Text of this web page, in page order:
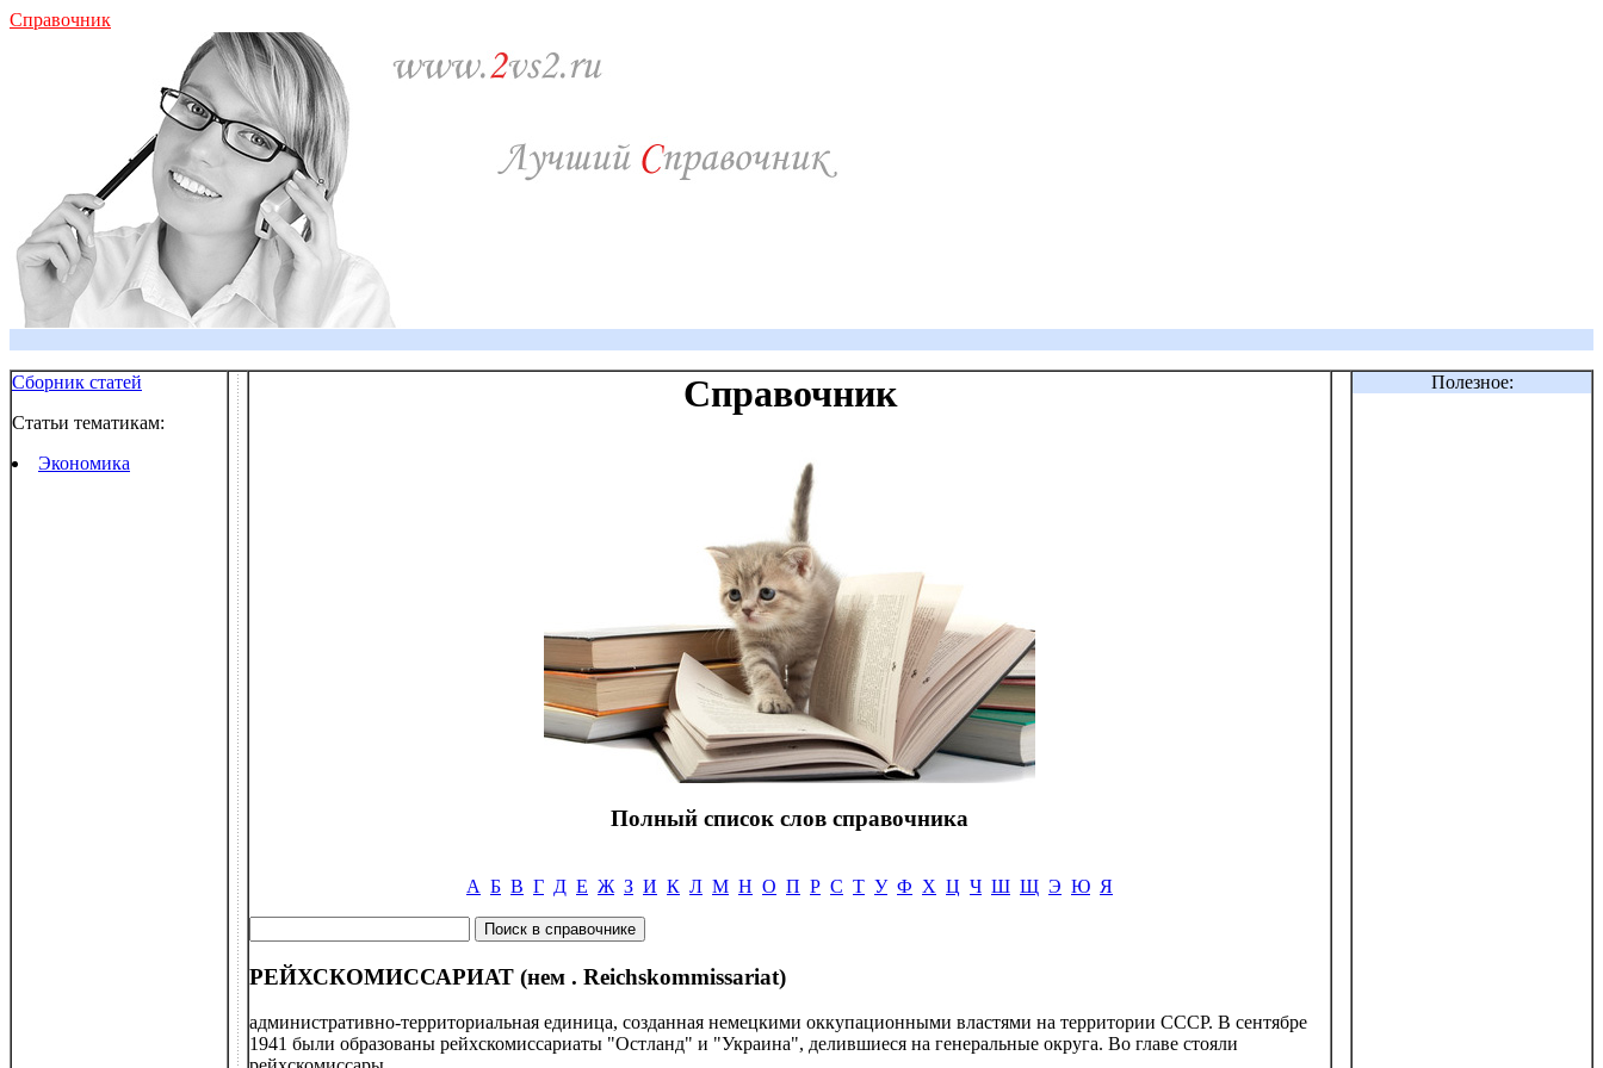
Справочник
Сборник статей
Статьи тематикам:
Экономика
Справочник
Полный список слов справочника
А Б В Г Д Е Ж З И К Л М Н О П Р С Т У Ф Х Ц Ч Ш Щ Э Ю Я
РЕЙХСКОМИССАРИАТ (нем . Reichskommissariat)
административно-территориальная единица, созданная немецкими оккупационными властями на территории СССР. В сентябре
1941 были образованы рейхскомиссариаты "Остланд" и "Украина", делившиеся на генеральные округа. Во главе стояли
Полезное: